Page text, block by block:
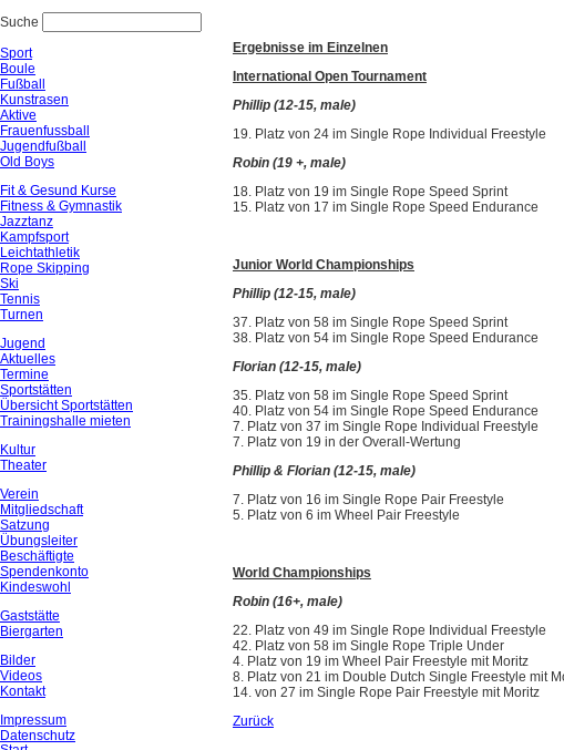
Suche
Sport
Boule
Fußball
Kunstrasen
Aktive
Frauenfussball
Jugendfußball
Old Boys
Fit & Gesund Kurse
Fitness & Gymnastik
Jazztanz
Kampfsport
Leichtathletik
Rope Skipping
Ski
Tennis
Turnen
Jugend
Aktuelles
Termine
Sportstätten
Übersicht Sportstätten
Trainingshalle mieten
Kultur
Theater
Verein
Mitgliedschaft
Satzung
Übungsleiter
Beschäftigte
Spendenkonto
Kindeswohl
Gaststätte
Biergarten
Bilder
Videos
Kontakt
Impressum
Datenschutz
Ergebnisse im Einzelnen
International Open Tournament
Phillip (12-15, male)
19. Platz von 24 im Single Rope Individual Freestyle
Robin (19 +, male)
18. Platz von 19 im Single Rope Speed Sprint
15. Platz von 17 im Single Rope Speed Endurance
Junior World Championships
Phillip (12-15, male)
37. Platz von 58 im Single Rope Speed Sprint
38. Platz von 54 im Single Rope Speed Endurance
Florian (12-15, male)
35. Platz von 58 im Single Rope Speed Sprint
40. Platz von 54 im Single Rope Speed Endurance
7. Platz von 37 im Single Rope Individual Freestyle
7. Platz von 19 in der Overall-Wertung
Phillip & Florian (12-15, male)
7. Platz von 16 im Single Rope Pair Freestyle
5. Platz von 6 im Wheel Pair Freestyle
World Championships
Robin (16+, male)
22. Platz von 49 im Single Rope Individual Freestyle
42. Platz von 58 im Single Rope Triple Under
4. Platz von 19 im Wheel Pair Freestyle mit Moritz
8. Platz von 21 im Double Dutch Single Freestyle mit
14. von 27 im Single Rope Pair Freestyle mit Moritz
Zurück